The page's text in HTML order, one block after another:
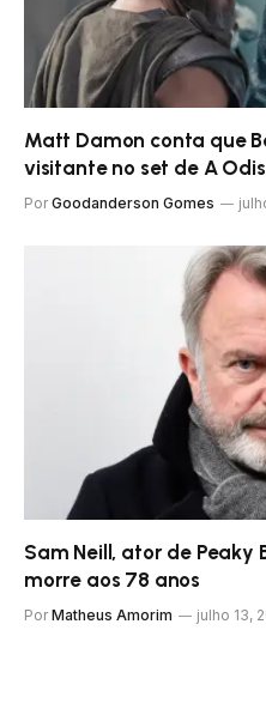
Matt Damon conta que
visitante no set de A
Por Goodanderson Gomes
Sam Neill, ator de Peaky
morre aos 78 anos
Por Matheus Amorim julho 13,